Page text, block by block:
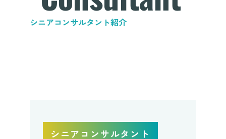
シニアコンサルタント紹介
シニアコンサルタント